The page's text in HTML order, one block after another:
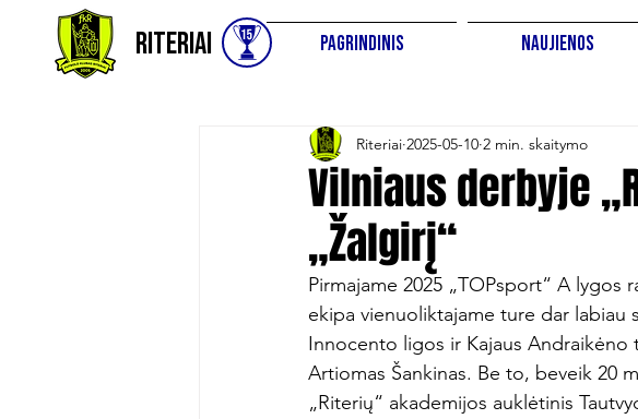
Riteriai Pagrindinis Naujienos
Vilniaus derbyje
„Žalgirį“
Riteriai 2025-05-10 2 min. skaitymo
Pirmajame 2025 „TOPsport“ A lygos
ekipa vienuoliktajame ture dar labiau
Innocento ligos ir Kajaus
Artiomas Šankinas. Be to, beveik 20
„Riterių“ akademijos auklėtinis